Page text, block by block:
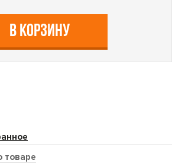
В КОРЗИНУ
товаре